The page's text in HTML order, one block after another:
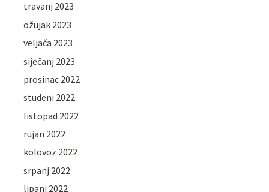
travanj 2023
ožujak 2023
veljača 2023
siječanj 2023
prosinac 2022
studeni 2022
listopad 2022
rujan 2022
kolovoz 2022
srpanj 2022
lipanj 2022